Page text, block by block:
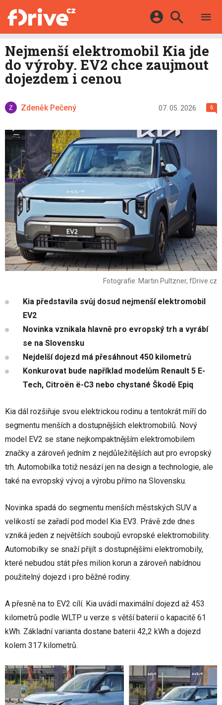
KATALOG
MAPA STANIC
VIDEA
DALŠÍ
HYBRIDY
E-MOTORSPORT
OSTATNÍ
Facebook Google
Nejmenší elektromobil Kia jde
do výroby. EV2 chce zaujmout
dojezdem i cenou
Zdeněk Pečený 07. 05. 2026 6
Fotografie: Martin Pultzner, fDrive.cz
Kia představila svůj dosud nejmenší elektromobil
EV2
Novinka vznikala hlavně pro evropský trh a vyrábí
se na Slovensku
Nejdelší dojezd má přesáhnout 450 kilometrů
Konkurovat bude například modelům Renault 5 E-
Tech, Citroën ë-C3 nebo chystané Škodě Epiq
Kia dál rozšiřuje svou elektrickou rodinu a tentokrát míří do
segmentu menších a dostupnějších elektromobilů. Nový
model EV2 se stane nejkompaktnějším elektromobilem
značky a zároveň jedním z nejdůležitějších aut pro evropský
trh. Automobilka totiž nesází jen na design a technologie, ale
také na evropský vývoj a výrobu přímo na Slovensku.
Novinka spadá do segmentu menších městských SUV a
velikostí se zařadí pod model Kia EV3. Právě zde dnes
vzniká jeden z největších soubojů evropské elektromobility.
Automobilky se snaží přijít s dostupnějšími elektromobily,
které nebudou stát přes milion korun a zároveň nabídnou
použitelný dojezd i pro běžné rodiny.
A přesně na to EV2 cílí. Kia uvádí maximální dojezd až 453
kilometrů podle WLTP u verze s větší baterií o kapacitě 61
kWh. Základní varianta dostane baterii 42,2 kWh a dojezd
kolem 317 kilometrů.